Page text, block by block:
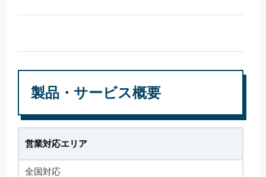
製品・サービス概要
営業対応エリア
全国対応